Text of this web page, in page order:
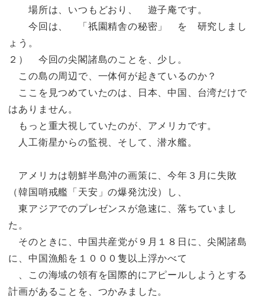
場所は、いつもどおり、 遊子庵です。
今回は、 「祇園精舎の秘密」 を 研究しまし
ょう。
２） 今回の尖閣諸島のことを、少し。
この島の周辺で、一体何が起きているのか？
ここを見つめていたのは、日本、中国、台湾だけで
はありません。
もっと重大視していたのが、アメリカです。
人工衛星からの監視、そして、潜水艦。
アメリカは朝鮮半島沖の画策に、今年３月に失敗
（韓国哨戒艦「天安」の爆発沈没）し、
東アジアでのプレゼンスが急速に、落ちていまし
た。
そのときに、中国共産党が９月１８日に、尖閣諸島
に、中国漁船を１０００隻以上浮かべて
、この海域の領有を国際的にアピールしようとする
計画があることを、つかみました。